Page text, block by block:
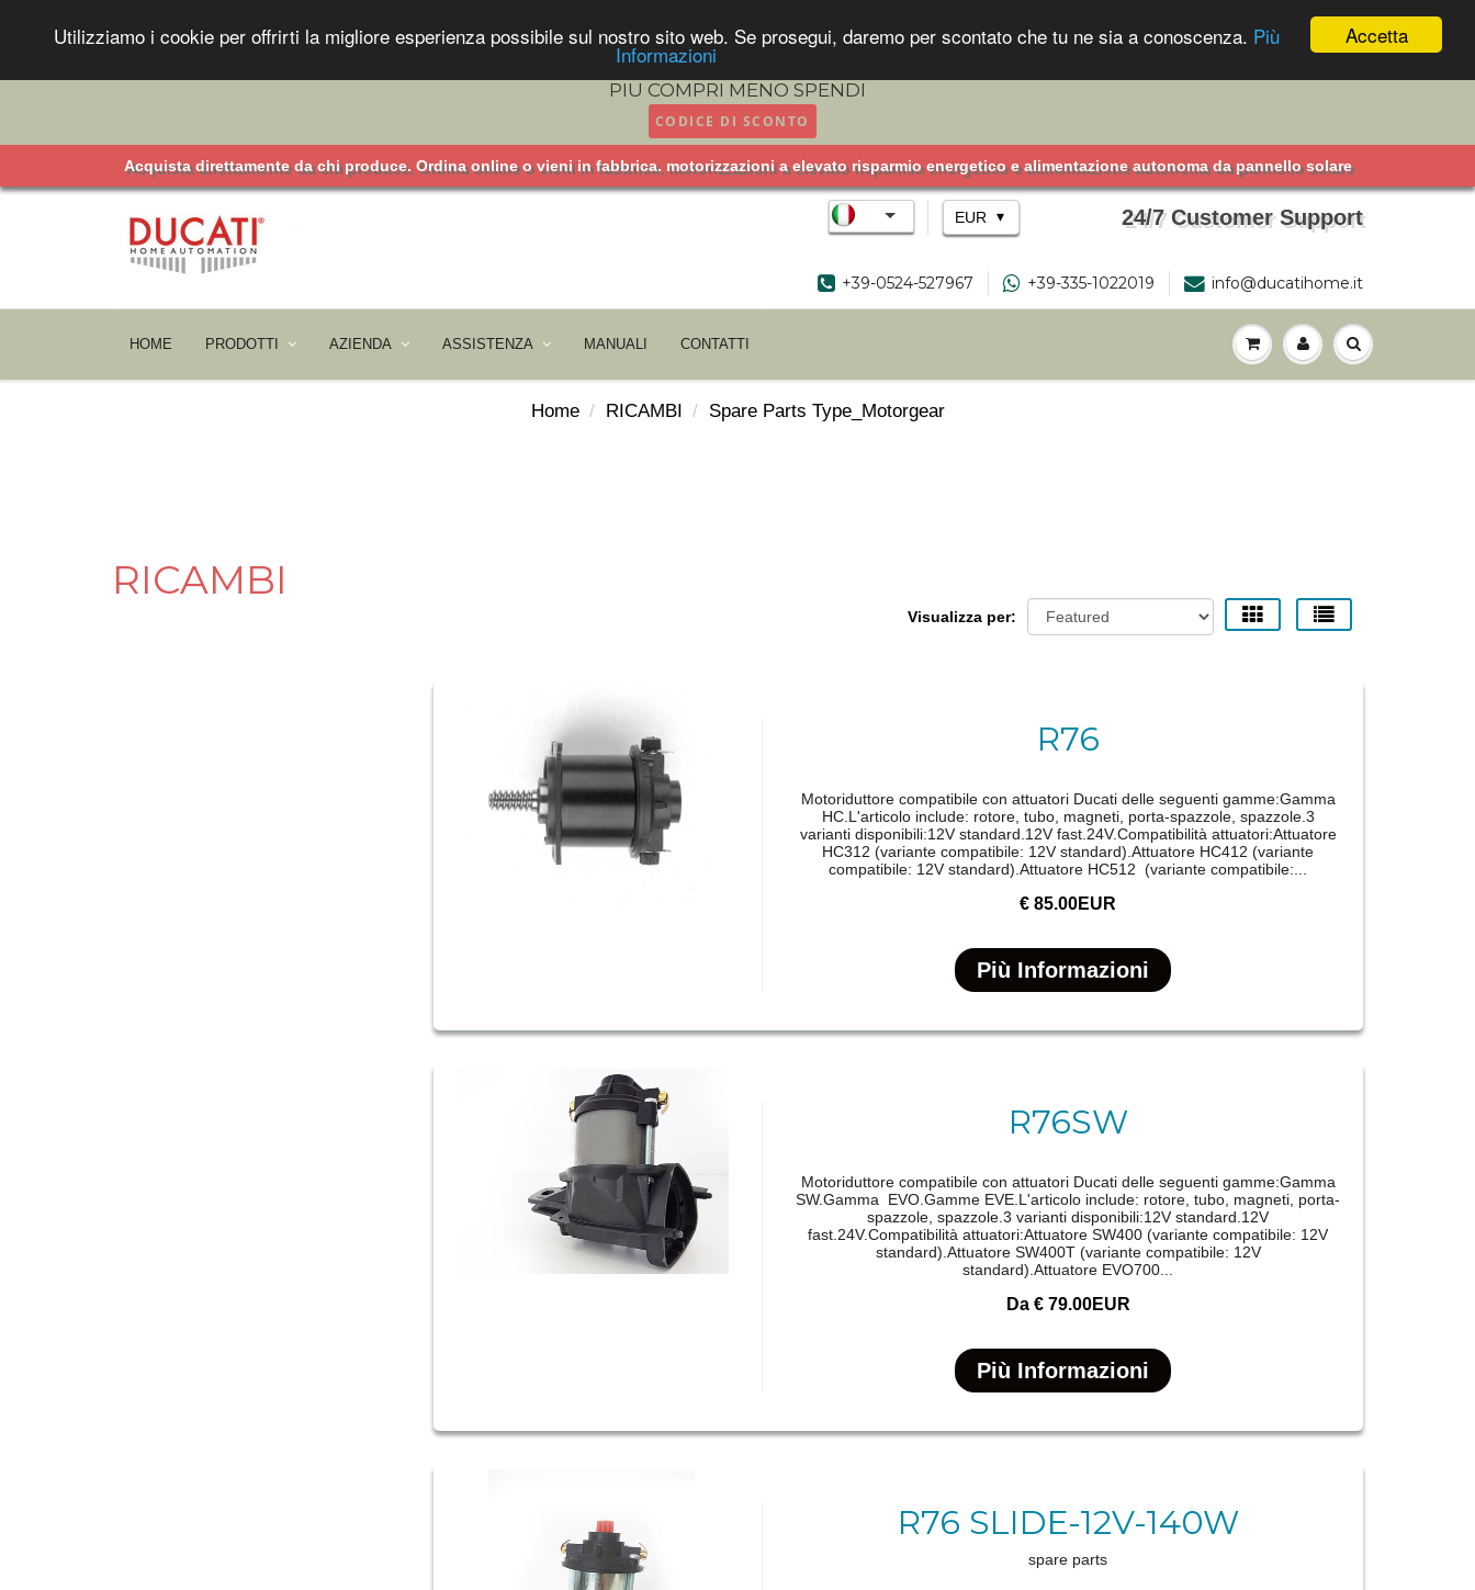
Accetta
Utilizziamo i cookie per offrirti la migliore esperienza possibile sul nostro sito web. Se prosegui, daremo per scontato che tu ne sia a conoscenza. Più
Informazioni
PIU COMPRI MENO SPENDI
CODICE DI SCONTO
Acquista direttamente da chi produce. Ordina online o vieni in fabbrica. motorizzazioni a elevato risparmio energetico e alimentazione autonoma da pannello solare
24/7 Customer Support
EUR ▾
+39-0524-527967 +39-335-1022019 info@ducatihome.it
HOME PRODOTTI AZIENDA ASSISTENZA MANUALI CONTATTI
Home RICAMBI Spare Parts Type_Motorgear
RICAMBI
Visualizza per:
R76
Motoriduttore compatibile con attuatori Ducati delle seguenti gamme:Gamma
HC.L'articolo include: rotore, tubo, magneti, porta-spazzole, spazzole.3
varianti disponibili:12V standard.12V fast.24V.Compatibilità attuatori:Attuatore
HC312 (variante compatibile: 12V standard).Attuatore HC412 (variante
compatibile: 12V standard).Attuatore HC512 (variante compatibile:...
€ 85.00EUR
Più Informazioni
R76SW
Motoriduttore compatibile con attuatori Ducati delle seguenti gamme:Gamma
SW.Gamma EVO.Gamme EVE.L'articolo include: rotore, tubo, magneti, porta-
spazzole, spazzole.3 varianti disponibili:12V standard.12V
fast.24V.Compatibilità attuatori:Attuatore SW400 (variante compatibile: 12V
standard).Attuatore SW400T (variante compatibile: 12V
standard).Attuatore EVO700...
Da € 79.00EUR
Più Informazioni
R76 SLIDE-12V-140W
spare parts